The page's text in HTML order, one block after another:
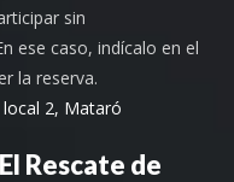
sin
ese caso, indícalo en el
la reserva.
2, Mataró
Rescate de